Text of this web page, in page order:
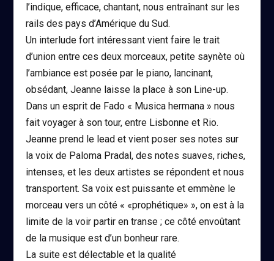
l’indique, efficace, chantant, nous entraînant sur les
rails des pays d’Amérique du Sud.
Un interlude fort intéressant vient faire le trait
d’union entre ces deux morceaux, petite saynète où
l’ambiance est posée par le piano, lancinant,
obsédant, Jeanne laisse la place à son Line-up.
Dans un esprit de Fado « Musica hermana » nous
fait voyager à son tour, entre Lisbonne et Rio.
Jeanne prend le lead et vient poser ses notes sur
la voix de Paloma Pradal, des notes suaves, riches,
intenses, et les deux artistes se répondent et nous
transportent. Sa voix est puissante et emmène le
morceau vers un côté « «prophétique» », on est à la
limite de la voir partir en transe ; ce côté envoûtant
de la musique est d’un bonheur rare.
La suite est délectable et la qualité